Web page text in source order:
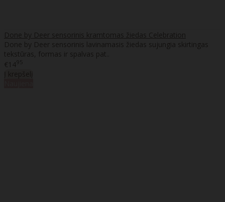
Done by Deer sensorinis kramtomas žiedas Celebration
Done by Deer sensorinis lavinamasis žiedas sujungia skirtingas
tekstūras, formas ir spalvas pat..
€1495